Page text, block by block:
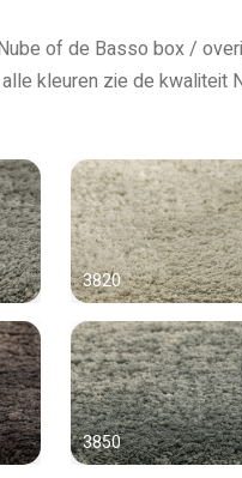
of de Basso box /
kleuren zie de kwaliteit
3820
3850